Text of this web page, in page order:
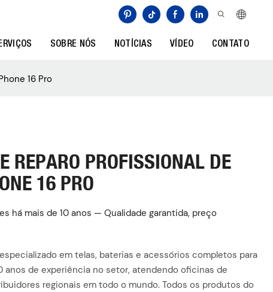
SOBRE NÓS NOTÍCIAS VÍDEO CONTATO
16 Pro
REPARO PROFISSIONAL DE
16 PRO
há mais de 10 anos — Qualidade garantida, preço
em telas, baterias e acessórios completos para
anos de experiência no setor, atendendo oficinas de
regionais em todo o mundo. Todos os produtos do